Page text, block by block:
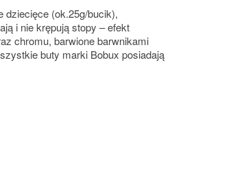
dziecięce (ok.25g/bucik),
i nie krępują stopy – efekt
chromu, barwione barwnikami
buty marki Bobux posiadają